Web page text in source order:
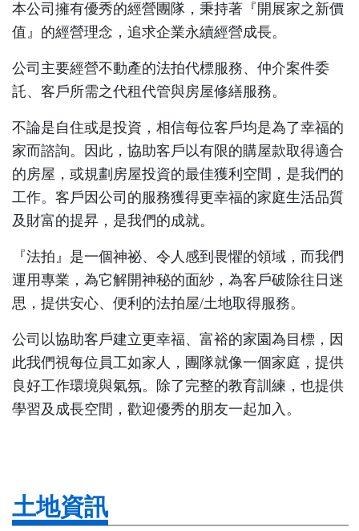
本公司擁有優秀的經營團隊，秉持著『開展家之新價
值』的經營理念，追求企業永續經營成長。
公司主要經營不動產的法拍代標服務、仲介案件委
託、客戶所需之代租代管與房屋修繕服務。
不論是自住或是投資，相信每位客戶均是為了幸福的
家而諮詢。因此，協助客戶以有限的購屋款取得適合
的房屋，或規劃房屋投資的最佳獲利空間，是我們的
工作。客戶因公司的服務獲得更幸福的家庭生活品質
及財富的提昇，是我們的成就。
『法拍』是一個神祕、令人感到畏懼的領域，而我們
運用專業，為它解開神秘的面紗，為客戶破除往日迷
思，提供安心、便利的法拍屋/土地取得服務。
公司以協助客戶建立更幸福、富裕的家園為目標，因
此我們視每位員工如家人，團隊就像一個家庭，提供
良好工作環境與氣氛。除了完整的教育訓練，也提供
學習及成長空間，歡迎優秀的朋友一起加入。
土地資訊